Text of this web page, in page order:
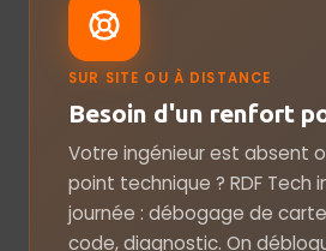
SUR SITE OU À DISTANCE
Besoin d'un renfort
Votre ingénieur est absent
point technique ? RDF Tech
journée : débogage de
code, diagnostic. On